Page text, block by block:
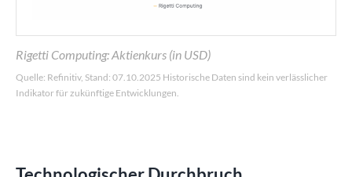
Rigetti Computing: Aktienkurs (in USD)
Quelle: Refinitiv, Stand: 07.10.2025 Historische Daten sind kein verlässlicher
Indikator für zukünftige Entwicklungen.